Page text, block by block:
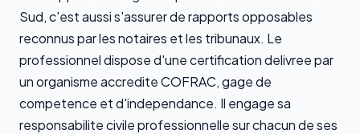
Sud, c'est aussi s'assurer de rapports opposables
reconnus par les notaires et les tribunaux. Le
professionnel dispose d'une certification delivree par
un organisme accredite COFRAC, gage de
competence et d'independance. Il engage sa
responsabilite civile professionnelle sur chacun de ses